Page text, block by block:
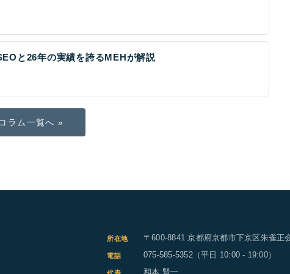
と26年の実績を誇るMEHが解説
コラム一覧へ »
所在地 〒600-8841 京都府京都市下京区朱雀正
電話 075-585-5352（平日 10:00 - 19:00）
和本 賢一